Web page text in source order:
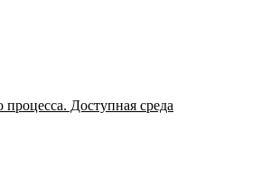
Доступная среда